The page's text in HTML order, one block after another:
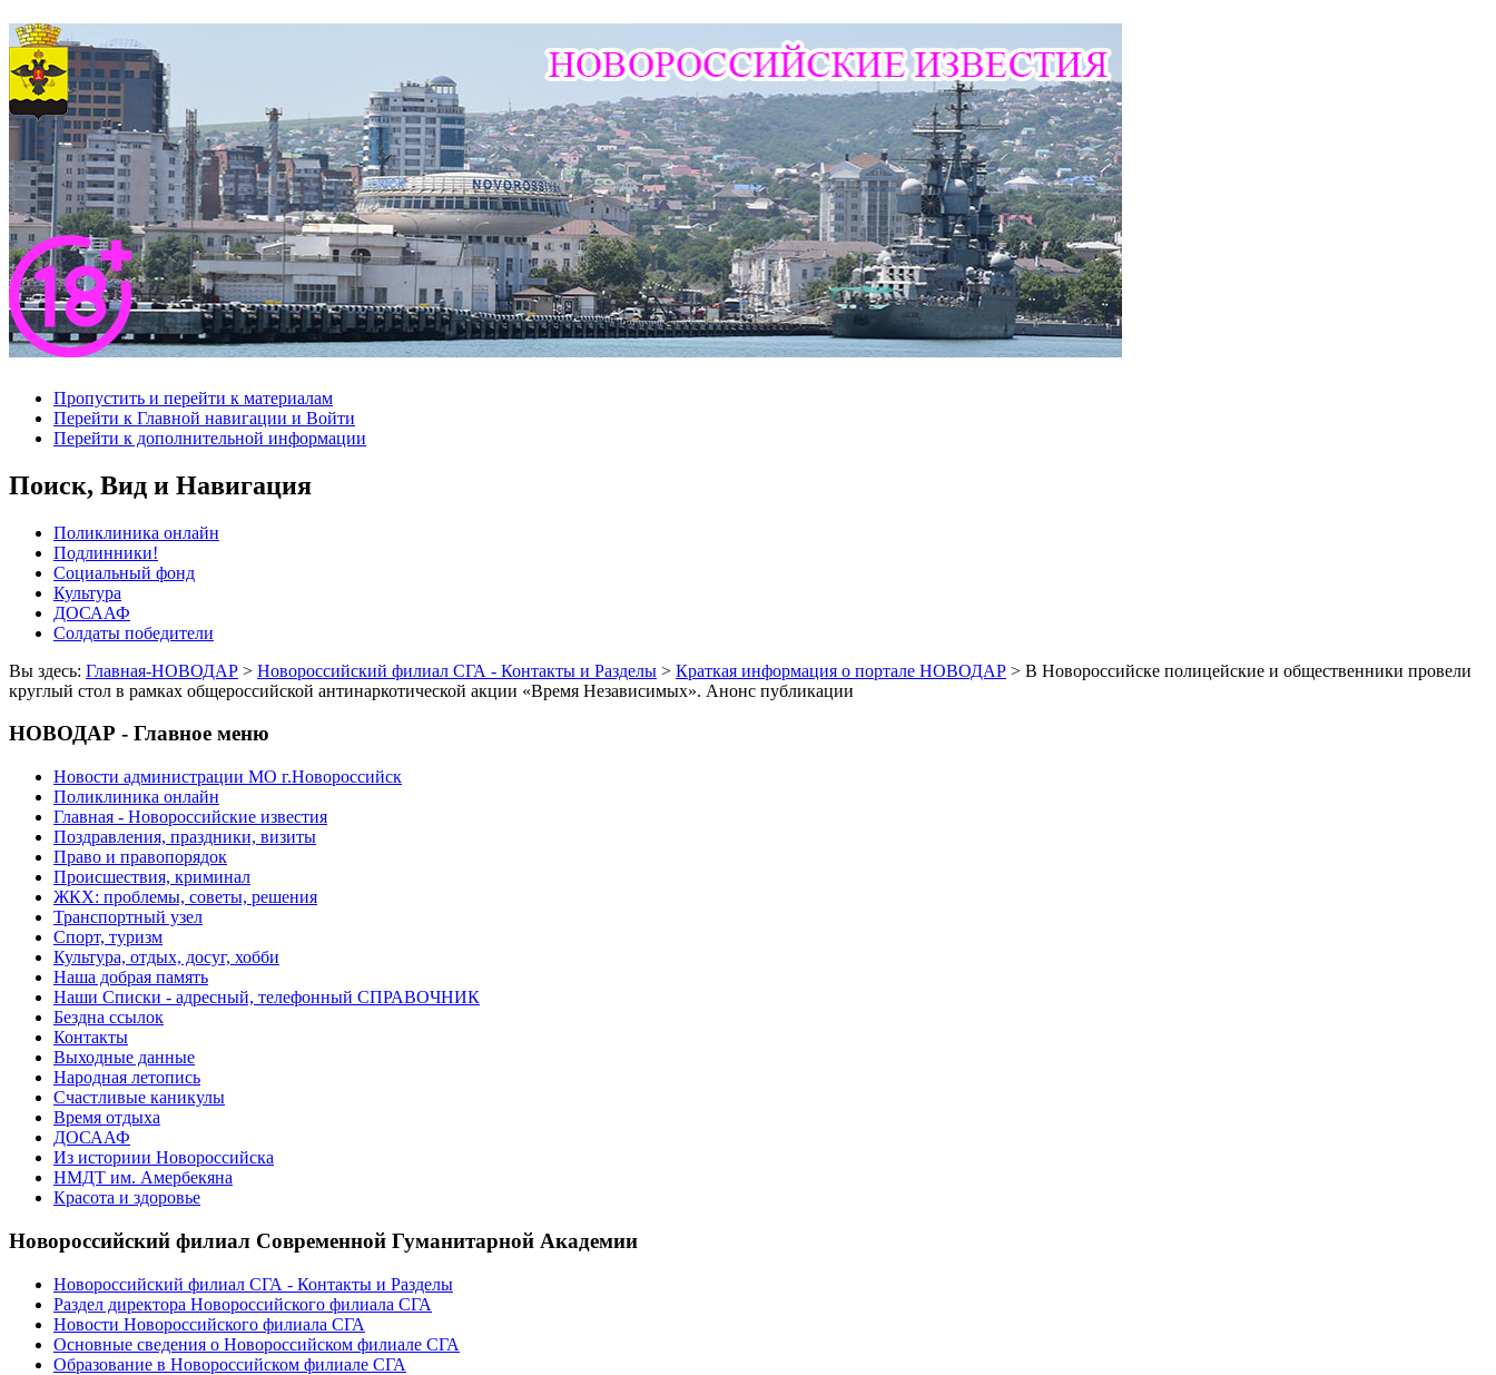
Пропустить и перейти к материалам
Перейти к Главной навигации и Войти
Перейти к дополнительной информации
Поиск, Вид и Навигация
Поликлиника онлайн
Подлинники!
Социальный фонд
Культура
ДОСААФ
Солдаты победители
Вы здесь: Главная-НОВОДАР > Новороссийский филиал СГА - Контакты и Разделы > Краткая информация о портале НОВОДАР > В Новороссийске полицейские и общественники провели
круглый стол в рамках общероссийской антинаркотической акции «Время Независимых». Анонс публикации
НОВОДАР - Главное меню
Новости администрации МО г.Новороссийск
Поликлиника онлайн
Главная - Новороссийские известия
Поздравления, праздники, визиты
Право и правопорядок
Происшествия, криминал
ЖКХ: проблемы, советы, решения
Транспортный узел
Спорт, туризм
Культура, отдых, досуг, хобби
Наша добрая память
Наши Списки - адресный, телефонный СПРАВОЧНИК
Бездна ссылок
Контакты
Выходные данные
Народная летопись
Счастливые каникулы
Время отдыха
ДОСААФ
Из историии Новороссийска
НМДТ им. Амербекяна
Красота и здоровье
Новороссийский филиал Современной Гуманитарной Академии
Новороссийский филиал СГА - Контакты и Разделы
Раздел директора Новороссийского филиала СГА
Новости Новороссийского филиала СГА
Основные сведения о Новороссийском филиале СГА
Образование в Новороссийском филиале СГА